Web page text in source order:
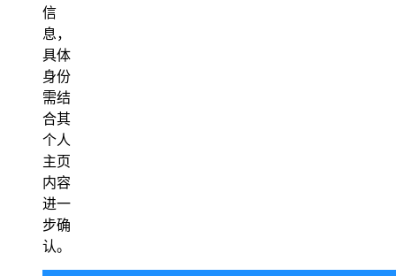
信
息，
具体
身份
需结
合其
个人
主页
内容
进一
步确
认。